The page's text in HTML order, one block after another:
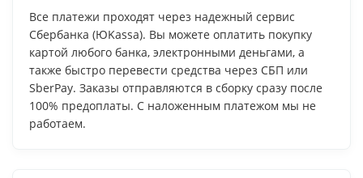
Все платежи проходят через надежный сервис
Сбербанка (ЮKassa). Вы можете оплатить покупку
картой любого банка, электронными деньгами, а
также быстро перевести средства через СБП или
SberPay. Заказы отправляются в сборку сразу после
100% предоплаты. С наложенным платежом мы не
работаем.